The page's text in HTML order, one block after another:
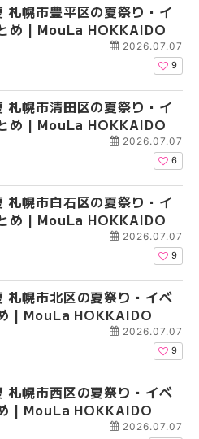
幌市豊平区の夏祭り・イ
め | MouLa HOKKAIDO
2026.07.07
9
幌市清田区の夏祭り・イ
め | MouLa HOKKAIDO
2026.07.07
6
幌市白石区の夏祭り・イ
め | MouLa HOKKAIDO
2026.07.07
9
幌市北区の夏祭り・イベ
| MouLa HOKKAIDO
2026.07.07
9
幌市西区の夏祭り・イベ
| MouLa HOKKAIDO
2026.07.07
【2026年最新】札幌
ガーデン｜オープン日
大通公園から穴場テ
2026年夏 札幌市白石
ベントまとめ |
2026年夏 札幌市西区
ントまとめ | MouLa
2026年夏 札幌市北区
ントまとめ | MouLa
2026年夏 札幌市豊平
ベントまとめ |
【2026年最新】札幌
ガーデン｜オープン日
大通公園から穴場テ
2026年夏 札幌市北区
ントまとめ | MouLa
2026年夏 札幌市白石
ベントまとめ |
2026年夏 札幌市西区
ントまとめ | MouLa
2026年夏 札幌市清田
ベントまとめ |